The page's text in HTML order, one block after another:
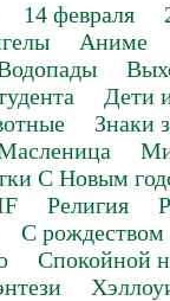
14 февраля
Аниме
Дети
Знаки
С Новым
Религия
С рождеством
Спокойной